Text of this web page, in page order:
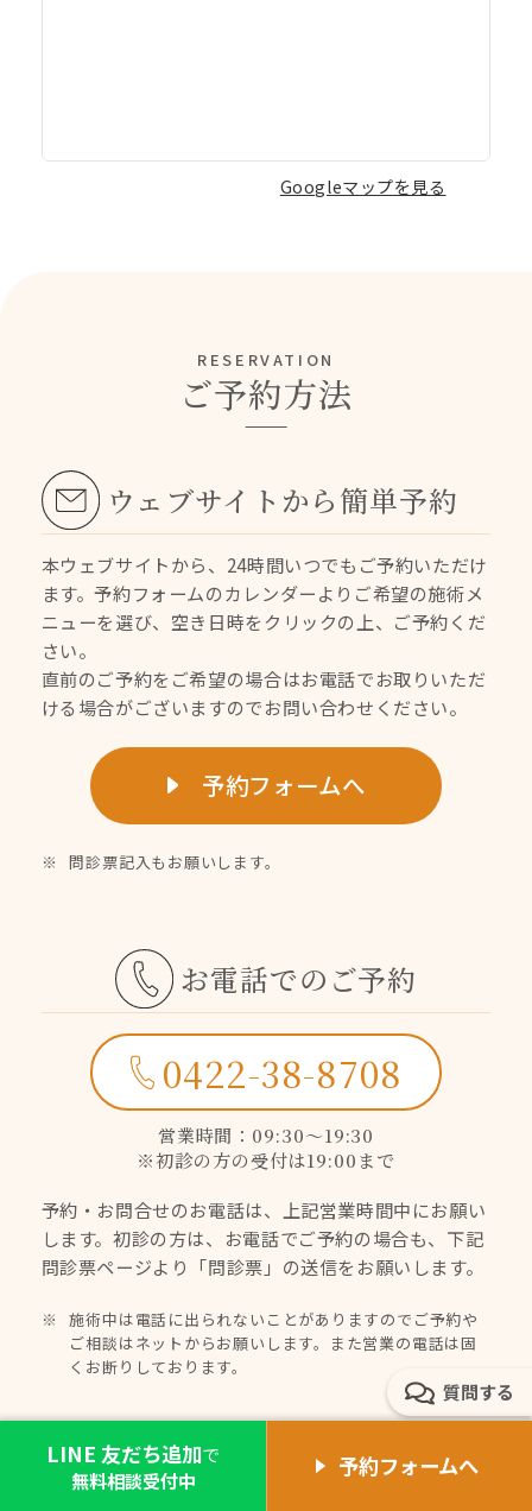
Googleマップを見る
RESERVATION
ご予約方法
ウェブサイトから簡単予約
本ウェブサイトから、24時間いつでもご予約いただけ
ます。予約フォームのカレンダーよりご希望の施術メ
ニューを選び、空き日時をクリックの上、ご予約くだ
さい。
直前のご予約をご希望の場合はお電話でお取りいただ
ける場合がございますのでお問い合わせください。
予約フォームへ
問診票記入もお願いします。
お電話でのご予約
0422-38-8708
営業時間：09:30〜19:30
※初診の方の受付は19:00まで
予約・お問合せのお電話は、上記営業時間中にお願い
します。初診の方は、お電話でご予約の場合も、下記
問診票ページより 「問診票」の送信をお願いします。
施術中は電話に出られないことがありますのでご予約や
ご相談はネットからお願いします。また営業の電話は固
くお断りしております。
初診の方は、予約完了後、
LINE 友だち追加で
無料相談受付中
予約フォームへ
質問する